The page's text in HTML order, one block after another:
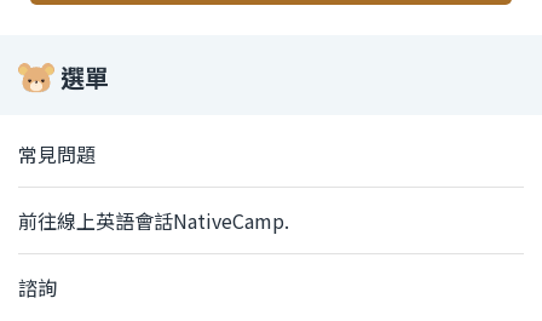
選單
常見問題
前往線上英語會話NativeCamp.
諮詢